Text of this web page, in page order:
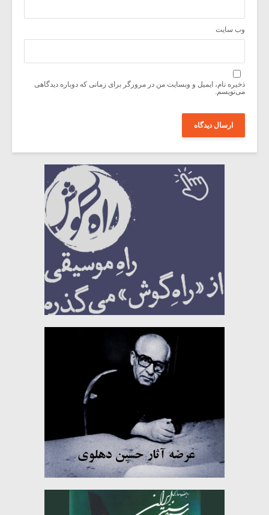
وب‌ سایت
ذخیره نام، ایمیل و وبسایت من در مرورگر برای زمانی که دوباره دیدگاهی
می‌نویسم.